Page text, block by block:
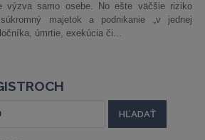
výzva samo osebe. No ešte väčšie riziko
majetok a podnikanie „v jednej
úmrtie, exekúcia či...